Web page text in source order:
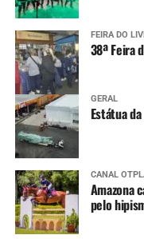
FEIRA DO
38ª Feira
GERAL
Estátua
CANAL
Amazona
pelo